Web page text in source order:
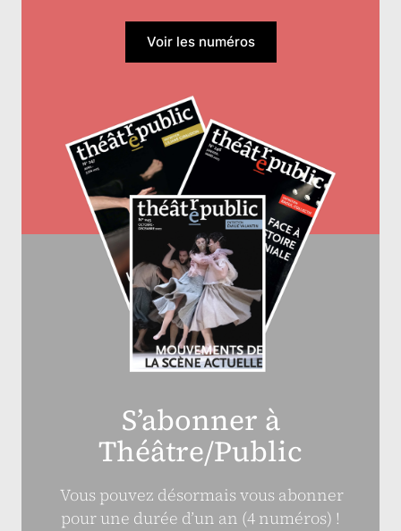
Voir les numéros
S’abonner à
Théâtre/Public
Vous pouvez désormais vous abonner
pour une durée d’un an (4 numéros) !